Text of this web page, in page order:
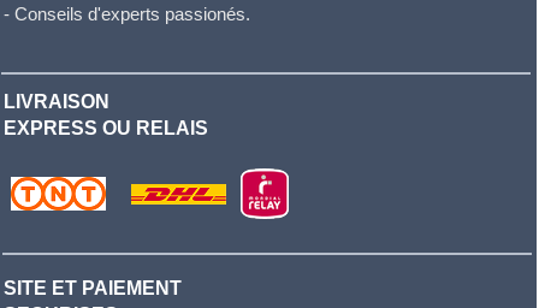
- Conseils d'experts passionés.
LIVRAISON
EXPRESS OU RELAIS
SITE ET PAIEMENT